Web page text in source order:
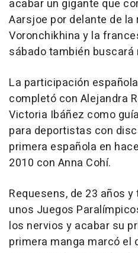
acabar un gigante que
Aarsjoe por delante de la
Voronchikhina y la
sábado también
La participación
completó con Alejandra
Victoria Ibáñez como
para deportistas con
primera española en
2010 con Anna Cohí.
Requesens, de 23 años
unos Juegos
los nervios y acabar su
primera manga marcó el